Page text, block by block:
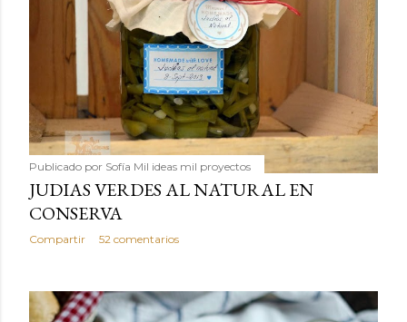
Publicado por Sofía Mil ideas mil proyectos
JUDIAS VERDES AL NATURAL EN
CONSERVA
Compartir 52 comentarios